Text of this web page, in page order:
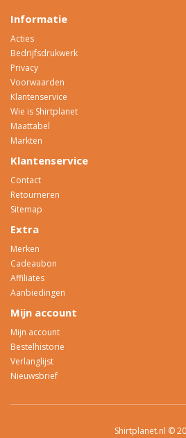
Informatie
Acties
Bedrijfsdrukwerk
Privacy
Voorwaarden
Klantenservice
Wie is Shirtplanet
Maattabel
Markten
Klantenservice
Contact
Retourneren
Sitemap
Extra
Merken
Cadeaubon
Affiliates
Aanbiedingen
Mijn account
Mijn account
Bestelhistorie
Verlanglijst
Nieuwsbrief
Shirtplanet.nl ©